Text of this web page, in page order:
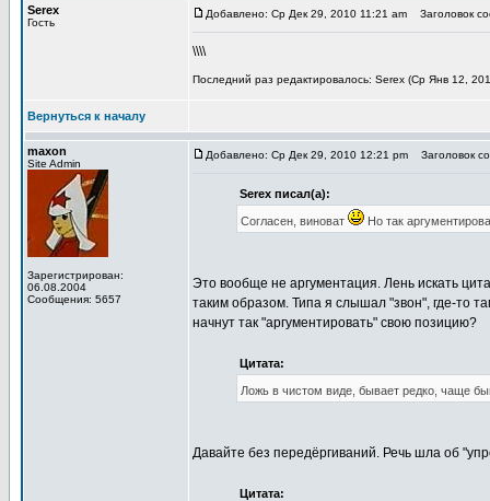
Serex
Гость
Добавлено: Ср Дек 29, 2010 11:21 am Заголовок
\\\\
Последний раз редактировалось: Serex (Ср Янв 12,
Вернуться к началу
maxon
Site Admin
Зарегистрирован:
06.08.2004
Сообщения: 5657
Добавлено: Ср Дек 29, 2010 12:21 pm Заголовок
Serex писал(а):
Согласен, виноват Но так
Это вообще не аргументация. Лень искать
таким образом. Типа я слышал "звон", где-то
начнут так "аргументировать" свою позицию?
Цитата:
Ложь в чистом виде, бывает редко, чаще
Давайте без передёргиваний. Речь шла об
Цитата: